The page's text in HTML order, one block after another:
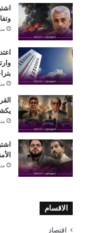
منذ 3
منذ 3
منذ 4
الاقسام
اقتصاد